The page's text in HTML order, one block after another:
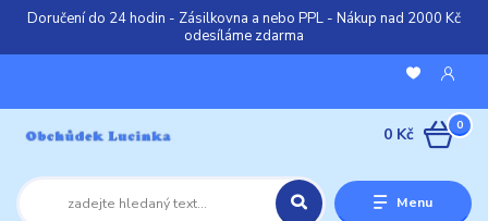
Doručení do 24 hodin - Zásilkovna a nebo PPL - Nákup nad 2000 Kč
odesíláme zdarma
Menu
0
0 Kč